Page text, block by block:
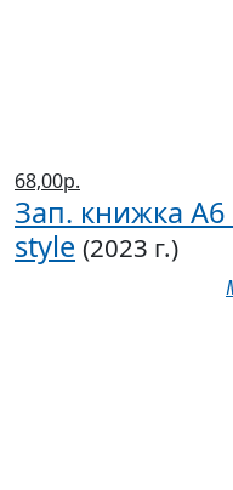
68,00р.
Зап. книжка А6
style (2023 г.)